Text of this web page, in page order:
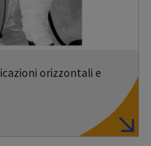
orizzontali e